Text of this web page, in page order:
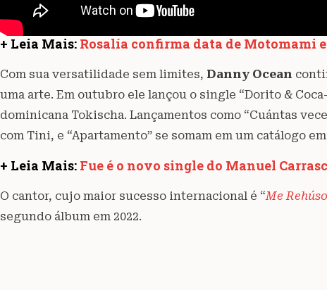
+ Leia Mais: Rosalía confirma data de Motomami e
Com sua versatilidade sem limites, Danny Ocean
uma arte. Em outubro ele lançou o single “Dorito &
dominicana Tokischa. Lançamentos como “Cuántas
com Tini, e “Apartamento” se somam em um catálogo
+ Leia Mais: Fue é o novo single do Manuel
O cantor, cujo maior sucesso internacional é “Me Rehúso
segundo álbum em 2022.